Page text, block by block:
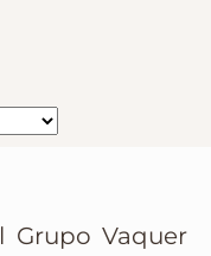
Grupo Vaquer